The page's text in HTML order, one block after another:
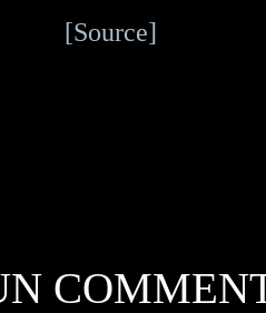
[Source]